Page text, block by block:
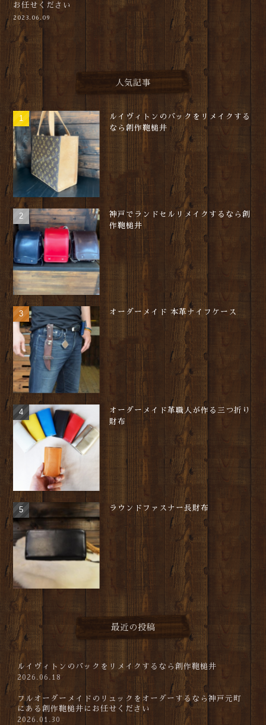
お任せください
2023.06.09
人気記事
ルイヴィトンのバックをリメイクする
なら創作鞄槌井
神戸でランドセルリメイクするなら創
作鞄槌井
オーダーメイド 本革ナイフケース
オーダーメイド革職人が作る三つ折り
財布
ラウンドファスナー長財布
最近の投稿
ルイヴィトンのバックをリメイクするなら創作鞄槌井
2026.06.18
フルオーダーメイドのリュックをオーダーするなら神戸元町
にある創作鞄槌井にお任せください
2026.01.30